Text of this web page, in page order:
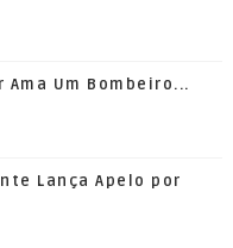
Ama Um Bombeiro...
Lança Apelo por